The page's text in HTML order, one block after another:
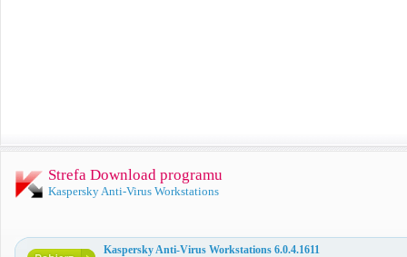
Strefa Download programu
Kaspersky Anti-Virus Workstations
Kaspersky Anti-Virus Workstations 6.0.4.1611